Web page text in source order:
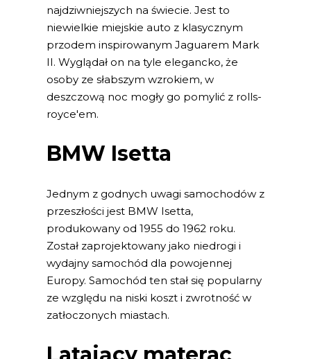
najdziwniejszych na świecie. Jest to
niewielkie miejskie auto z klasycznym
przodem inspirowanym Jaguarem Mark
II. Wyglądał on na tyle elegancko, że
osoby ze słabszym wzrokiem, w
deszczową noc mogły go pomylić z rolls-
royce'em.
BMW Isetta
Jednym z godnych uwagi samochodów z
przeszłości jest BMW Isetta,
produkowany od 1955 do 1962 roku.
Został zaprojektowany jako niedrogi i
wydajny samochód dla powojennej
Europy. Samochód ten stał się popularny
ze względu na niski koszt i zwrotność w
zatłoczonych miastach.